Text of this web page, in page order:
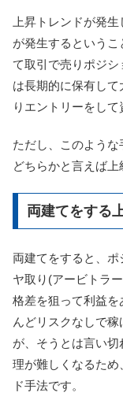
上昇トレンドが発
が発生するという
て取引で売りポジ
は長期的に保有し
りエントリーをして
ただし、このような
どちらかと言えば上
両建てをする
両建てをすると、
ヤ取り(アービトラ
格差を狙って利益を
んどリスクなしで
が、そうとは言い
理が難しくなるた
ド手法です。